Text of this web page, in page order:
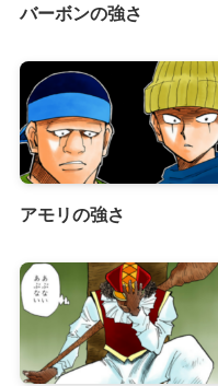
バーボンの強さ
アモリの強さ